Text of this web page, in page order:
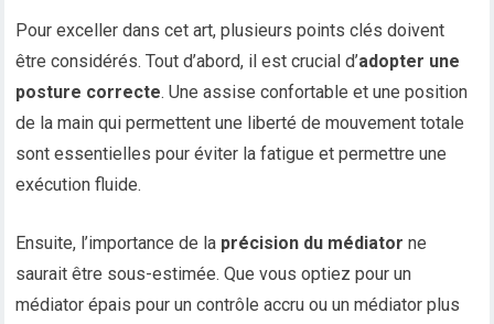
Pour exceller dans cet art, plusieurs points clés doivent
être considérés. Tout d’abord, il est crucial d’adopter une
posture correcte. Une assise confortable et une position
de la main qui permettent une liberté de mouvement totale
sont essentielles pour éviter la fatigue et permettre une
exécution fluide.
Ensuite, l’importance de la précision du médiator ne
saurait être sous-estimée. Que vous optiez pour un
médiator épais pour un contrôle accru ou un médiator plus